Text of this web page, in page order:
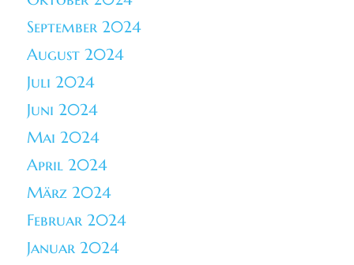
September 2024
August 2024
Juli 2024
Juni 2024
Mai 2024
April 2024
März 2024
Februar 2024
Januar 2024